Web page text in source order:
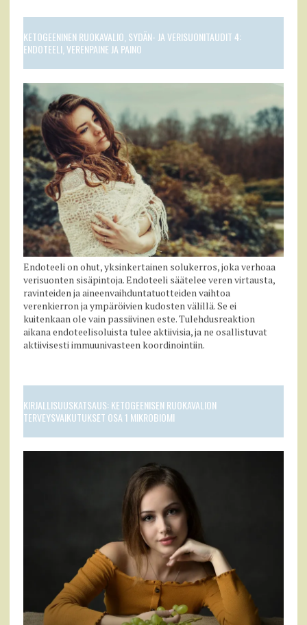
KETOGEENINEN RUOKAVALIO, SYDÄN- JA VERISUONITAUDIT 4:
ENDOTEELI, VERENPAINE JA PAINO
Endoteeli on ohut, yksinkertainen solukerros, joka verhoaa
verisuonten sisäpintoja. Endoteeli säätelee veren virtausta,
ravinteiden ja aineenvaihduntatuotteiden vaihtoa
verenkierron ja ympäröivien kudosten välillä. Se ei
kuitenkaan ole vain passiivinen este. Tulehdusreaktion
aikana endoteelisoluista tulee aktiivisia, ja ne osallistuvat
aktiivisesti immuunivasteen koordinointiin.
KIRJALLISUUSKATSAUS: KETOGEENISEN RUOKAVALION
TERVEYSVAIKUTUKSET OSA 1 MIKROBIOMI